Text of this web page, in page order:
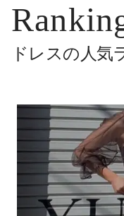
ドレスの人気